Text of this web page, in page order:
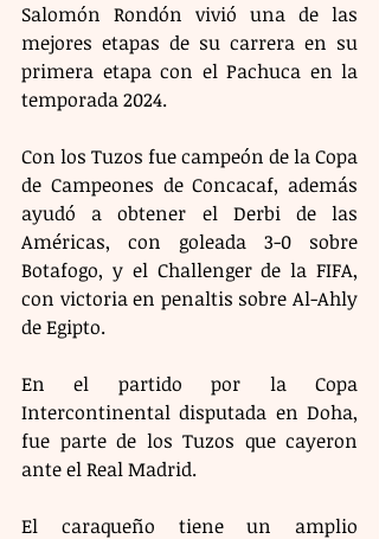
Salomón Rondón vivió una de las
mejores etapas de su carrera en su
primera etapa con el Pachuca en la
temporada 2024.
Con los Tuzos fue campeón de la Copa
de Campeones de Concacaf, además
ayudó a obtener el Derbi de las
Américas, con goleada 3-0 sobre
Botafogo, y el Challenger de la FIFA,
con victoria en penaltis sobre Al-Ahly
de Egipto.
En el partido por la Copa
Intercontinental disputada en Doha,
fue parte de los Tuzos que cayeron
ante el Real Madrid.
El caraqueño tiene un amplio